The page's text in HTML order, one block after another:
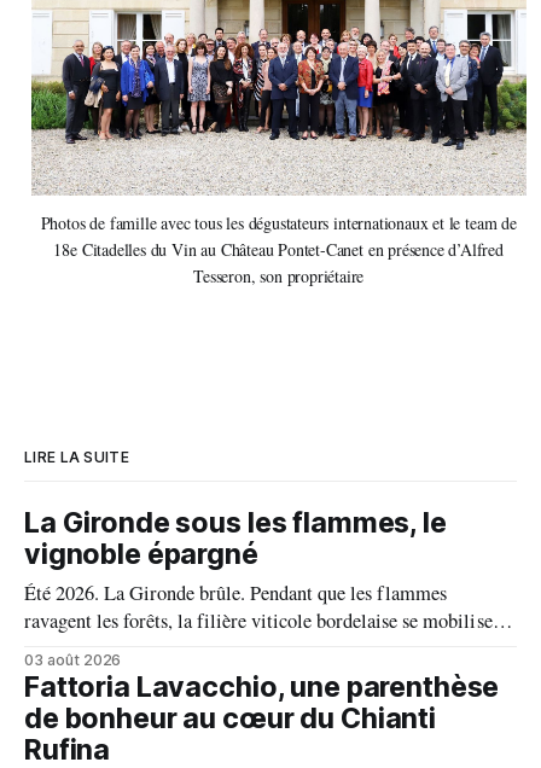
Photos de famille avec tous les dégustateurs internationaux et le team de
18e Citadelles du Vin au Château Pontet-Canet en présence d’Alfred
Tesseron, son propriétaire
LIRE LA SUITE
La Gironde sous les flammes, le
vignoble épargné
Été 2026. La Gironde brûle. Pendant que les flammes
ravagent les forêts, la filière viticole bordelaise se mobilise,
fait front commun et fait preuve d'une solidarité exemplaire
face aux incendies. Les vignes, sont épargnées et le millésime
s'annonce prometteur. Le feu n'aura pas eu le dernier mot.
03 août 2026
Fattoria Lavacchio, une parenthèse
de bonheur au cœur du Chianti
Rufina